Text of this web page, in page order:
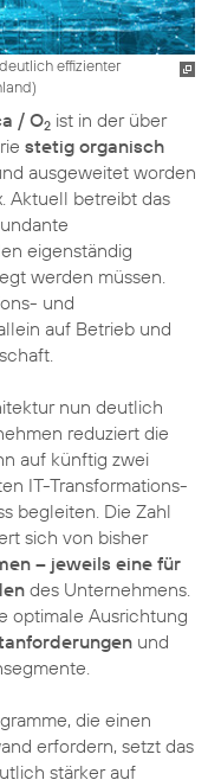
effizienter
)
/ O2 ist in der über
stetig organisch
ausgeweitet worden
Aktuell betreibt das
eigenständig
werden müssen.
und
auf Betrieb und
nun deutlich
reduziert die
auf künftig zwei
IT-Transformations-
begleiten. Die Zahl
sich von bisher
– jeweils eine für
des Unternehmens.
optimale Ausrichtung
und
die einen
erfordern, setzt das
stärker auf